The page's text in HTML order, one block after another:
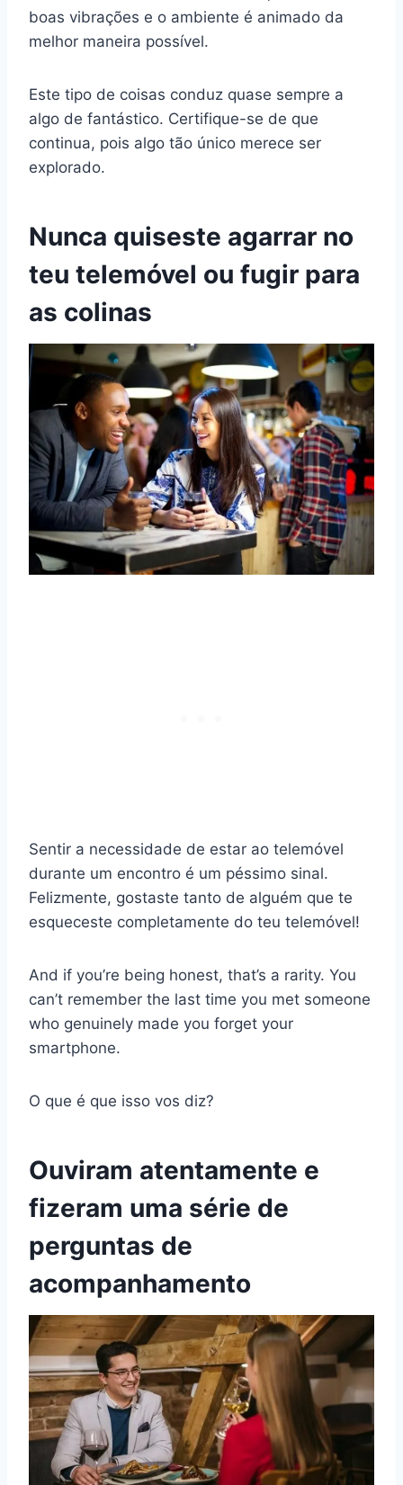
boas vibrações e o ambiente é animado da
melhor maneira possível.
Este tipo de coisas conduz quase sempre a
algo de fantástico. Certifique-se de que
continua, pois algo tão único merece ser
explorado.
Nunca quiseste agarrar no
teu telemóvel ou fugir para
as colinas
Sentir a necessidade de estar ao telemóvel
durante um encontro é um péssimo sinal.
Felizmente, gostaste tanto de alguém que te
esqueceste completamente do teu telemóvel!
And if you’re being honest, that’s a rarity. You
can’t remember the last time you met someone
who genuinely made you forget your
smartphone.
O que é que isso vos diz?
Ouviram atentamente e
fizeram uma série de
perguntas de
acompanhamento